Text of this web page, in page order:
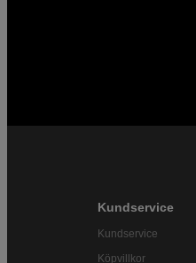
Kundservice
Kundservice
Köpvillkor